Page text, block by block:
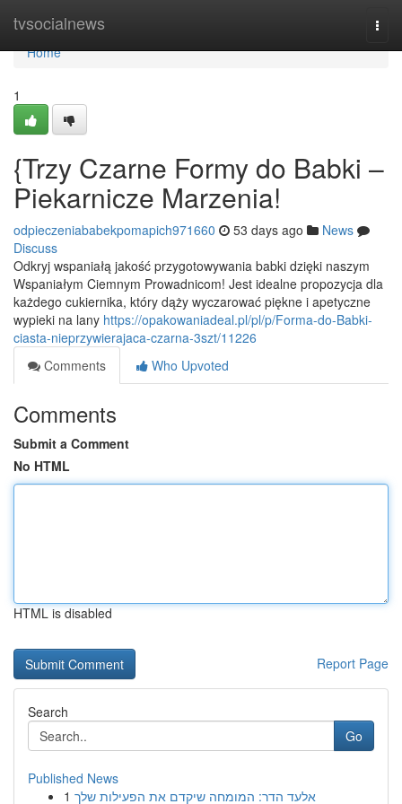
tvsocialnews
Home
Home
1
{Trzy Czarne Formy do Babki –
Piekarnicze Marzenia!
odpieczeniababekpomapich971660 53 days ago
News
Discuss
Odkryj wspaniałą jakość przygotowywania babki dzięki naszym
Wspaniałym Ciemnym Prowadnicom! Jest idealne propozycja dla
każdego cukiernika, który dąży wyczarować piękne i apetyczne
wypieki na lany https://opakowaniadeal.pl/pl/p/Forma-do-Babki-
ciasta-nieprzywierajaca-czarna-3szt/11226
Comments
Who Upvoted
Comments
Submit a Comment
No HTML
HTML is disabled
Report Page
Search
Go
Published News
1 אלעד הדר: המומחה שיקדם את הפעילות שלך